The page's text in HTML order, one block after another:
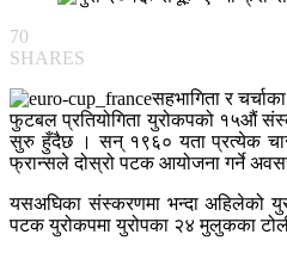
70
SHARES
सहभागिता र
फुटबल प्रतियोगिता युरोकपको १५औं
सुरु हुँदैछ । सन् १९६० यता प्रत्येक चार-
फ्रान्सले दोस्रो पटक आयोजना गर्ने
यसअघिका संस्करणमा भन्दा अहिलेको
पटक युरोकपमा युरोपका २४ मुलुकका